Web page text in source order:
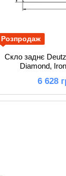
Розпродаж
Скло заднє
Diamond,
6 628